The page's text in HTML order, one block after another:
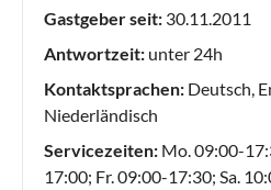
unvergesslichen Urlaub an der
Gastgeber seit: 30.11.2011
Antwortzeit: unter 24h
Kontaktsprachen: Deutsch,
Niederländisch
Servicezeiten: Mo. 09:00-
17:00; Fr. 09:00-17:30; Sa.